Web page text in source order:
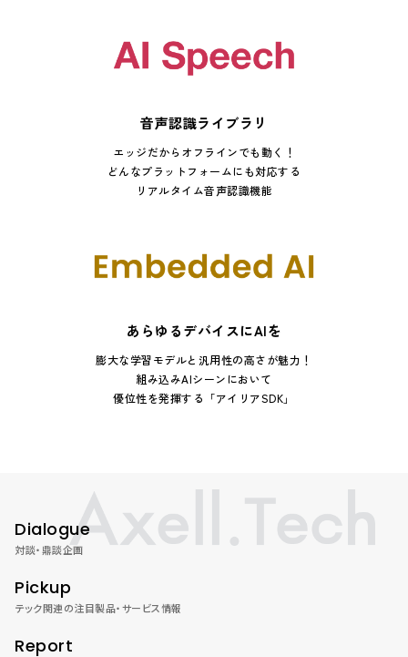
音声認識ライブラリ
エッジだからオフラインでも動く！
どんなプラットフォームにも対応する
リアルタイム音声認識機能
あらゆるデバイスにAIを
膨大な学習モデルと汎用性の高さが魅力！
組み込みAIシーンにおいて
優位性を発揮する「アイリアSDK」
Dialogue
対談・鼎談企画
Pickup
テック関連の注目製品・サービス情報
Report